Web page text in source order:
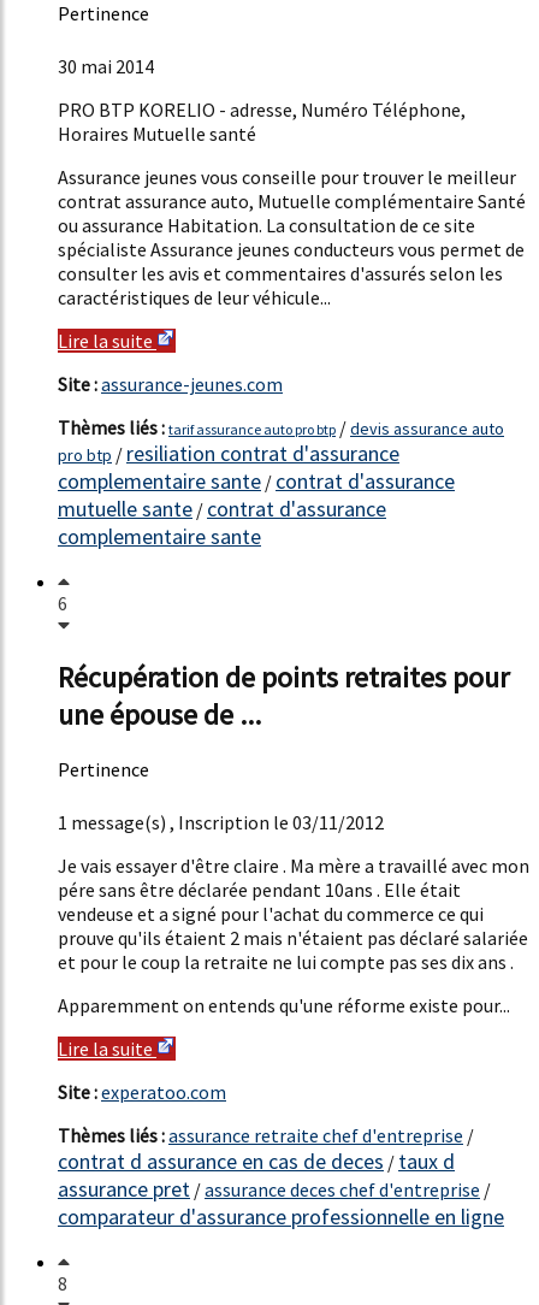
Pertinence
30 mai 2014
PRO BTP KORELIO - adresse, Numéro Téléphone,
Horaires Mutuelle santé
Assurance jeunes vous conseille pour trouver le meilleur
contrat assurance auto, Mutuelle complémentaire Santé
ou assurance Habitation. La consultation de ce site
spécialiste Assurance jeunes conducteurs vous permet de
consulter les avis et commentaires d'assurés selon les
caractéristiques de leur véhicule...
Lire la suite
Site :assurance-jeunes.com
Thèmes liés : tarif assurance auto pro btp /devis assurance auto
pro btp / resiliation contrat d'assurance
complementaire sante / contrat d'assurance
mutuelle sante / contrat d'assurance
complementaire sante
6
Récupération de points retraites pour
une épouse de ...
Pertinence
1 message(s) , Inscription le 03/11/2012
Je vais essayer d'être claire . Ma mère a travaillé avec mon
pére sans être déclarée pendant 10ans . Elle était
vendeuse et a signé pour l'achat du commerce ce qui
prouve qu'ils étaient 2 mais n'étaient pas déclaré salariée
et pour le coup la retraite ne lui compte pas ses dix ans .
Apparemment on entends qu'une réforme existe pour...
Lire la suite
Site :experatoo.com
Thèmes liés :assurance retraite chef d'entreprise /
contrat d assurance en cas de deces / taux d
assurance pret /assurance deces chef d'entreprise /
comparateur d'assurance professionnelle en ligne
8